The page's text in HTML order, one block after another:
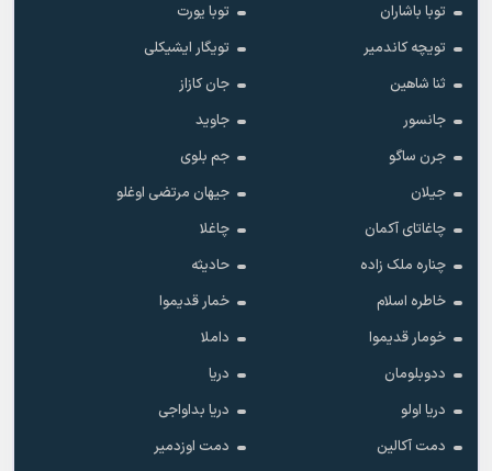
توبا باشاران
توبا یورت
تویچه کاندمیر
تویگار ایشیکلی
ثنا شاهین
جان کازاز
جانسور
جاوید
جرن ساگو
جم بلوی
جیلان
جیهان مرتضی اوغلو
چاغاتای آکمان
چاغلا
چناره ملک زاده
حادیثه
خاطره اسلام
خمار قدیموا
خومار قدیموا
داملا
ددوبلومان
دریا
دریا اولو
دریا بداواجی
دمت آکالین
دمت اوزدمیر